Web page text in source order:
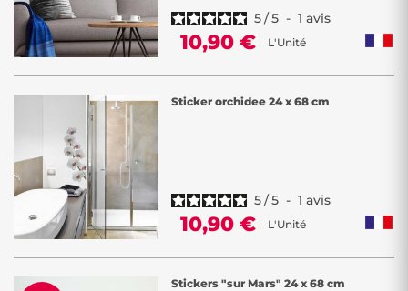
5/5 - 1 avis
10,90 € L'Unité
Sticker orchidee 24 x 68 cm
5/5 - 1 avis
10,90 € L'Unité
Stickers "sur Mars" 24 x 68 cm